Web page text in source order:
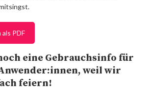
PDF
eine Gebrauchsinfo für
weil wir
feiern!